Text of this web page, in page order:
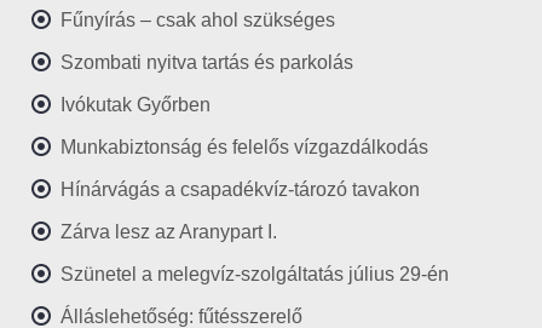
Fűnyírás – csak ahol szükséges
Szombati nyitva tartás és parkolás
Ivókutak Győrben
Munkabiztonság és felelős vízgazdálkodás
Hínárvágás a csapadékvíz-tározó tavakon
Zárva lesz az Aranypart I.
Szünetel a melegvíz-szolgáltatás július 29-én
Álláslehetőség: fűtésszerelő